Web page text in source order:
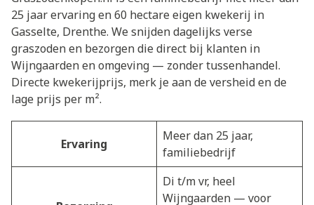
25 jaar ervaring en 60 hectare eigen kwekerij in
Gasselte, Drenthe. We snijden dagelijks verse
graszoden en bezorgen die direct bij klanten in
Wijngaarden en omgeving — zonder tussenhandel.
Directe kwekerijprijs, merk je aan de versheid en de
lage prijs per m².
Ervaring
Meer dan 25 jaar,
familiebedrijf
Di t/m vr, heel
Wijngaarden — voor